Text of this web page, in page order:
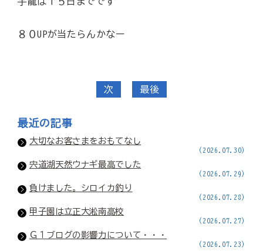
８０UPが当たらんかなー
次 最後
最近の記事
大切なお客さまをおもてなし
(2026.07.30)
宍道湖天然ウナギ最高でした
(2026.07.29)
負けました。シロイカ釣り
(2026.07.28)
甲子園は立正大淞南高校
(2026.07.27)
Ｇ１ブログの影響力について・・・
(2026.07.23)